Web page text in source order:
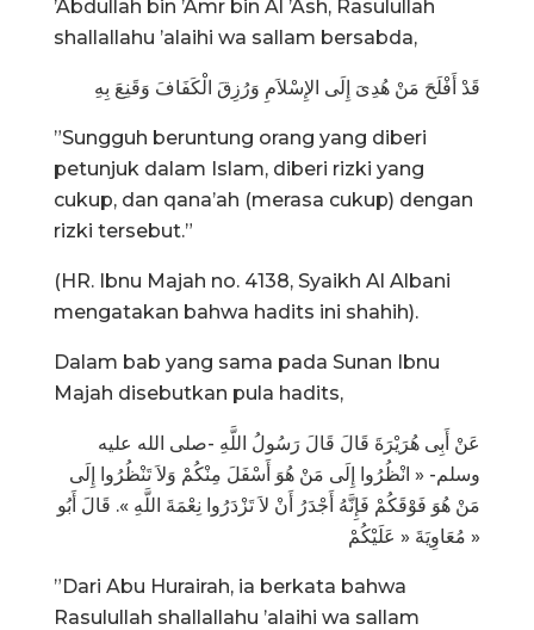
’Abdullah bin ’Amr bin Al ’Ash, Rasulullah
shallallahu ’alaihi wa sallam bersabda,
قَدْ أَفْلَحَ مَنْ هُدِىَ إِلَى الإِسْلاَمِ وَرُزِقَ الْكَفَافَ وَقَنِعَ بِهِ
”Sungguh beruntung orang yang diberi
petunjuk dalam Islam, diberi rizki yang
cukup, dan qana’ah (merasa cukup) dengan
rizki tersebut.”
(HR. Ibnu Majah no. 4138, Syaikh Al Albani
mengatakan bahwa hadits ini shahih).
Dalam bab yang sama pada Sunan Ibnu
Majah disebutkan pula hadits,
عَنْ أَبِى هُرَيْرَةَ قَالَ قَالَ رَسُولُ اللَّهِ -صلى الله عليه
وسلم- « انْظُرُوا إِلَى مَنْ هُوَ أَسْفَلَ مِنْكُمْ وَلاَ تَنْظُرُوا إِلَى
مَنْ هُوَ فَوْقَكُمْ فَإِنَّهُ أَجْدَرُ أَنْ لاَ تَزْدَرُوا نِعْمَةَ اللَّهِ ». قَالَ أَبُو
مُعَاوِيَةَ « عَلَيْكُمْ »
”Dari Abu Hurairah, ia berkata bahwa
Rasulullah shallallahu ’alaihi wa sallam